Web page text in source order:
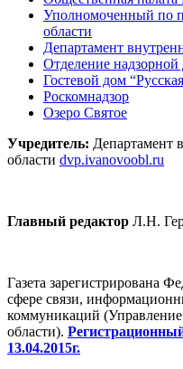
Уполномоченный по
области
Департамент
Отделение
Гостевой дом
Роскомнадзор
Озеро Святое
Учредитель: Департамент
области dvp.ivanovoobl.ru
Главный редактор Л.Н.
Газета зарегистрирована
сфере связи,
коммуникаций
области).
13.04.2015г.